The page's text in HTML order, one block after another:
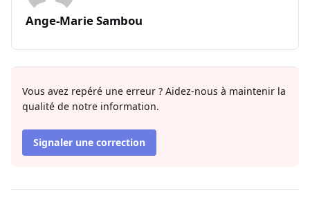
Ange-Marie Sambou
Vous avez repéré une erreur ? Aidez-nous à maintenir la
qualité de notre information.
Signaler une correction